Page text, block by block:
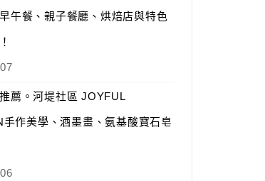
午餐、親子餐廳、烘焙店與特色
薦。河堤社區 JOYFUL
作美學、酒墨畫、氨基酸寶石皂